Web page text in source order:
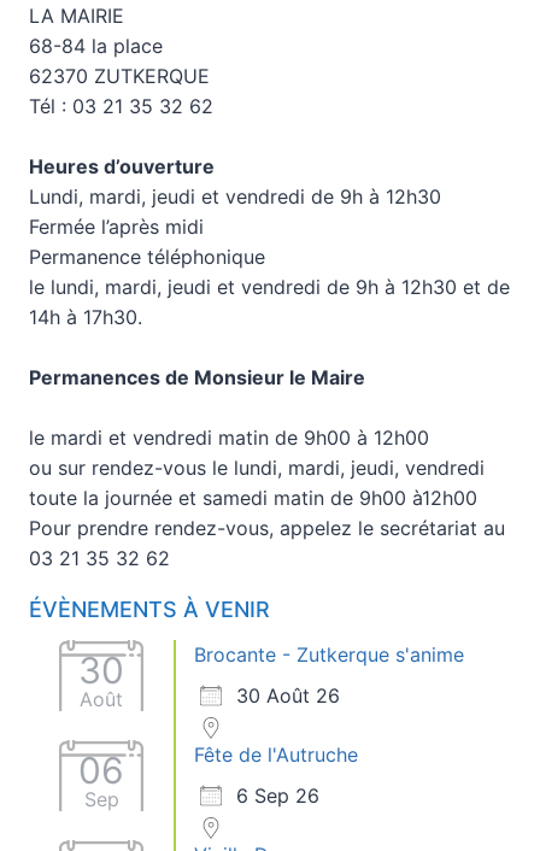
LA MAIRIE
68-84 la place
62370 ZUTKERQUE
Tél : 03 21 35 32 62
Heures d’ouverture
Lundi, mardi, jeudi et vendredi de 9h à 12h30
Fermée l’après midi
Permanence téléphonique
le lundi, mardi, jeudi et vendredi de 9h à 12h30 et de
14h à 17h30.
Permanences de Monsieur le Maire
le mardi et vendredi matin de 9h00 à 12h00
ou sur rendez-vous le lundi, mardi, jeudi, vendredi
toute la journée et samedi matin de 9h00 à12h00
Pour prendre rendez-vous, appelez le secrétariat au
03 21 35 32 62
ÉVÈNEMENTS À VENIR
30
Août
Brocante - Zutkerque s'anime
30 Août 26
06
Sep
Fête de l'Autruche
6 Sep 26